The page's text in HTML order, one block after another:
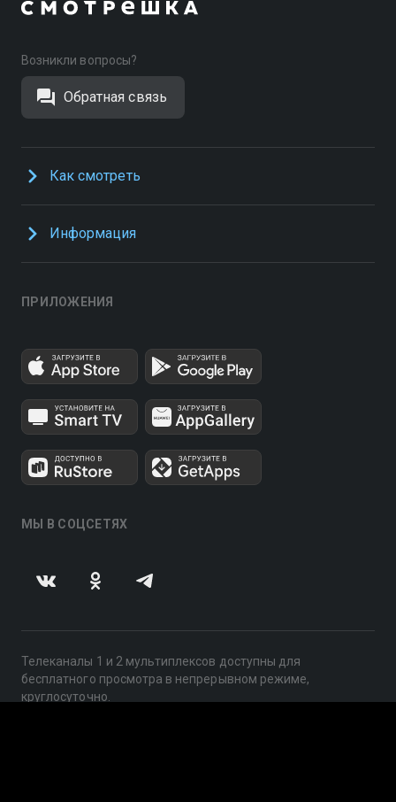
Возникли вопросы?
Обратная связь
Как смотреть
Информация
ПРИЛОЖЕНИЯ
МЫ В СОЦСЕТЯХ
Телеканалы 1 и 2 мультиплексов доступны для
бесплатного просмотра в непрерывном режиме,
круглосуточно.